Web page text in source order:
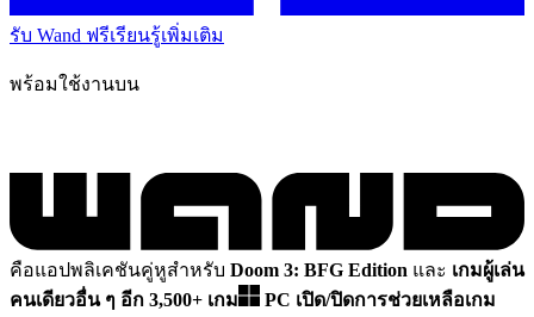
รับ Wand ฟรีเรียนรู้เพิ่มเติม
พร้อมใช้งานบน
คือแอปพลิเคชันคู่หูสำหรับ Doom 3: BFG Edition และ เกมผู้เล่น
คนเดียวอื่น ๆ อีก 3,500+ เกม
PC เปิด/ปิดการช่วยเหลือเกม